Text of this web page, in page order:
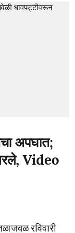
अपघात;
Video
रविवारी